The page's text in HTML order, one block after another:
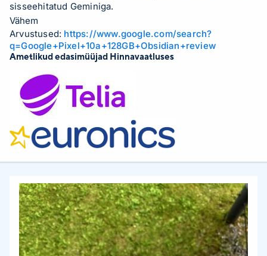
sisseehitatud Geminiga.
Vähem
Arvustused: https://www.google.com/search?
q=Google+Pixel+10a+128GB+Obsidian+review
Ametlikud edasimüüjad Hinnavaatluses